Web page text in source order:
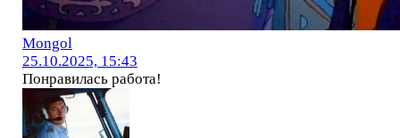
Mоngol
25.10.2025, 15:43
Понравилась работа!